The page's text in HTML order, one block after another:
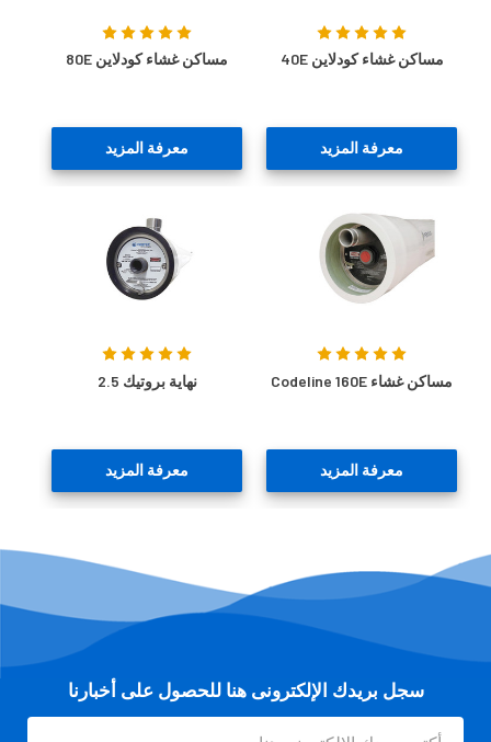
مساكن غشاء كودلاين 40E
معرفة المزيد
مساكن غشاء كودلاين 80E
معرفة المزيد
مساكن غشاء Codeline 160E
معرفة المزيد
نهاية بروتيك 2.5
معرفة المزيد
سجل بريدك الإلكترونى هنا للحصول على أخبارنا
عنوان